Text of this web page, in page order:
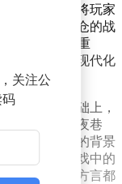
宏大叙事，将玩家
。从福冈小仓的战
的战后重
京神室町的现代化
社会变迁。
作系统的基础上，
虹灯下的雨夜巷
满爵士韵味的背景
史氛围。游戏中的
风格到市井方言都
关注公
码